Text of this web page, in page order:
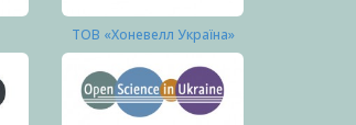
ТОВ «Хоневелл Україна»